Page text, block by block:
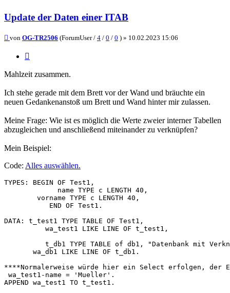
Update der Daten einer ITAB
Beitrag
von OG-TR2506 (ForumUser / 4 / 0 / 0 ) » 10.02.2023 15:06
Mahlzeit zusammen.
Ich stehe gerade mit dem Brett vor der Wand und bräuchte ein
neuen Gedankenanstoß um Brett und Wand hinter mir zulassen.
Meine Frage: Wie ist es möglich die Werte zweier interner Tabellen
abzugleichen und anschließend miteinander zu verknüpfen?
Mein Beispiel:
Code: Alles auswählen.
TYPES: BEGIN OF Test1,
             name TYPE c LENGTH 40,
        vorname TYPE c LENGTH 40,
           END OF Test1.
DATA: t_test1 TYPE TABLE OF Test1,
          wa_test1 LIKE LINE OF t_test1,
t_db1 TYPE TABLE of db1, "Datenbank mit
       wa_db1 LIKE LINE OF t_db1.
****Normalerweise würde hier ein Select erfolgen,
wa_test1-name = 'Mueller'.
APPEND wa_test1 TO t_test1.